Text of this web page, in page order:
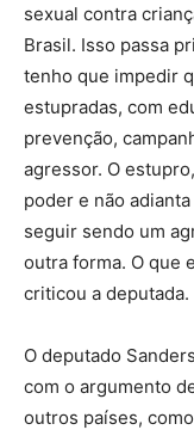
sexual contra
Brasil. Isso passa
tenho que impedir
estupradas, com
prevenção,
agressor. O
poder e não
seguir sendo um
outra forma. O que
criticou a deputada.
O deputado
com o argumento
outros países,